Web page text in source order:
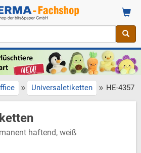
» Universaletiketten » HE-4357
haftend, weiß